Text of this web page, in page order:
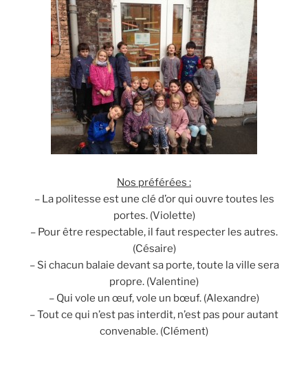
Nos préférées :
– La politesse est une clé d’or qui ouvre toutes les
portes. (Violette)
– Pour être respectable, il faut respecter les autres.
(Césaire)
– Si chacun balaie devant sa porte, toute la ville sera
propre. (Valentine)
– Qui vole un œuf, vole un bœuf. (Alexandre)
– Tout ce qui n’est pas interdit, n’est pas pour autant
convenable. (Clément)